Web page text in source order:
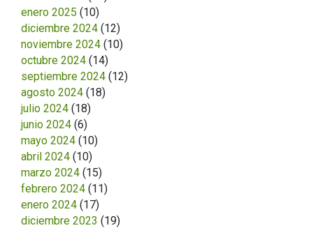
enero 2025 (10)
diciembre 2024 (12)
noviembre 2024 (10)
octubre 2024 (14)
septiembre 2024 (12)
agosto 2024 (18)
julio 2024 (18)
junio 2024 (6)
mayo 2024 (10)
abril 2024 (10)
marzo 2024 (15)
febrero 2024 (11)
enero 2024 (17)
diciembre 2023 (19)